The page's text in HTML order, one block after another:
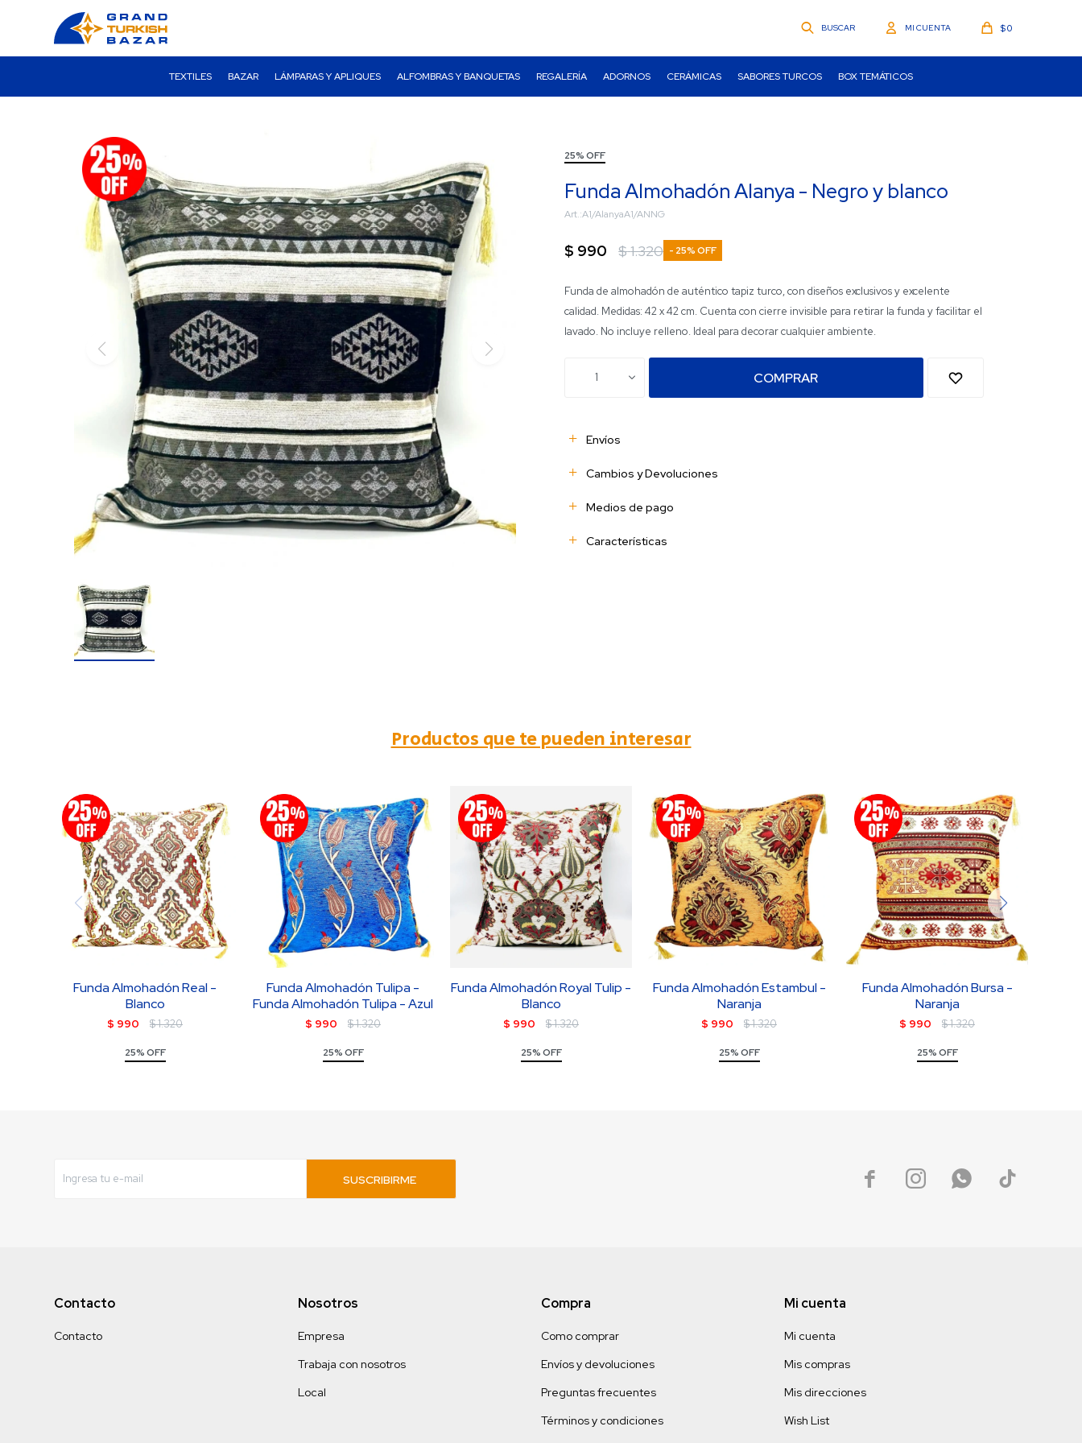
TEXTILES BAZAR LÁMPARAS Y APLIQUES ALFOMBRAS Y BANQUETAS REGALERÍA ADORNOS CERÁMICAS SABORES TURCOS BOX TEMÁTICOS
$0
25% OFF
Funda Almohadón Alanya - Negro y blanco
A1/AlanyaA1/ANNG
$ 990 $1.320 25
Funda de almohadón de auténtico tapiz turco, con diseños exclusivos y excelente
calidad. Medidas: 42 x 42 cm. Cuenta con cierre invisible para retirar la funda y facilitar el
lavado. No incluye relleno. Ideal para decorar cualquier ambiente.
1 COMPRAR
Envíos
Cambios y Devoluciones
Medios de pago
Características
Productos que te pueden interesar
Funda Almohadón Real -
Blanco
$ 990 $1.320
25% OFF
Funda Almohadón Tulipa -
Funda Almohadón Tulipa - Azul
$ 990 $1.320
25% OFF
Funda Almohadón Royal Tulip -
Blanco
$ 990 $1.320
25% OFF
Funda Almohadón Estambul -
Naranja
$ 990 $1.320
25% OFF
Funda Almohadón Bursa -
Naranja
$ 990 $1.320
25% OFF
SUSCRIBIRME    
Contacto
Contacto
Nosotros
Empresa
Trabaja con nosotros
Local
Compra
Como comprar
Envíos y devoluciones
Preguntas frecuentes
Términos y condiciones
Mi cuenta
Mi cuenta
Mis compras
Mis direcciones
Wish List